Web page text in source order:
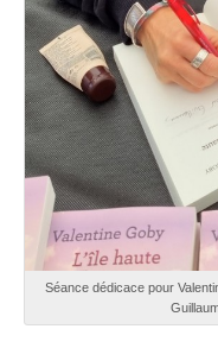
Séance dédicace pour